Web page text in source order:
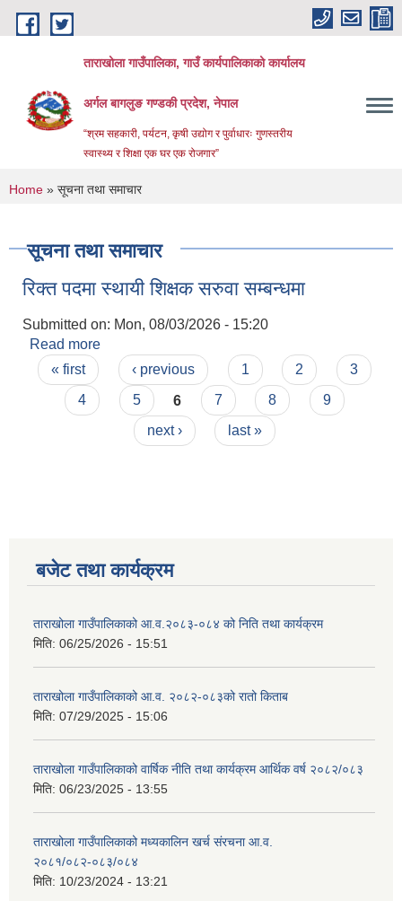
Skip to main content
ताराखोला गाउँपालिका, गाउँ कार्यपालिकाको कार्यालय
अर्गल बागलुङ गण्डकी प्रदेश, नेपाल
“श्रम सहकारी, पर्यटन, कृषी उद्योग र पुर्वाधारः गुणस्तरीय
स्वास्थ्य र शिक्षा एक घर एक रोजगार”
You are here
Home » सूचना तथा समाचार
सूचना तथा समाचार
रिक्त पदमा स्थायी शिक्षक सरुवा सम्बन्धमा
Submitted on: Mon, 08/03/2026 - 15:20
Read more
Pages
« first ‹ previous 1 2
3
4
5 6 7 8
9
next ›
last »
बजेट तथा कार्यक्रम
ताराखोला गाउँपालिकाको आ.व.२०८३-०८४ को निति तथा कार्यक्रम
मिति: 06/25/2026 - 15:51
ताराखोला गाउँपालिकाको आ.व. २०८२-०८३को रातो किताब
मिति: 07/29/2025 - 15:06
ताराखोला गाउँपालिकाको वार्षिक नीति तथा कार्यक्रम आर्थिक वर्ष २०८२/०८३
मिति: 06/23/2025 - 13:55
ताराखोला गाउँपालिकाको मध्यकालिन खर्च संरचना आ.व.
२०८१/०८२-०८३/०८४
मिति: 10/23/2024 - 13:21